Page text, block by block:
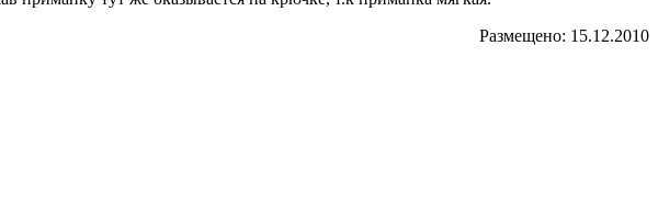
Размещено: 15.12.2010